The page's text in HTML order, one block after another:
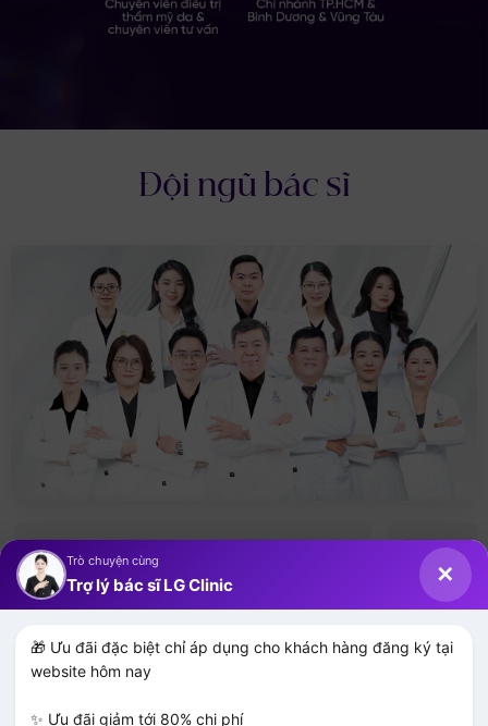
Đội ngũ bác sĩ
Trò chuyện cùng
Trợ lý bác sĩ LG Clinic ✕
🎁 Ưu đãi đặc biệt chỉ áp dụng cho khách hàng đăng ký tại
website hôm nay
✨ Ưu đãi giảm tới 80% chi phí